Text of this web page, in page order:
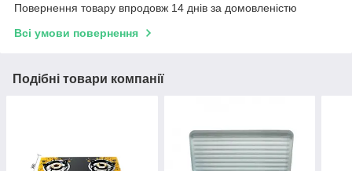
Повернення товару впродовж 14 днів за домовленістю
Всі умови повернення
Подібні товари компанії